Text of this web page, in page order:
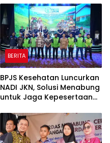
BERITA
BPJS Kesehatan Luncurkan
NADI JKN, Solusi Menabung
untuk Jaga Kepesertaan